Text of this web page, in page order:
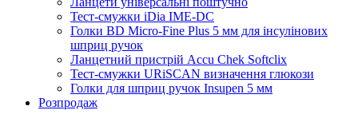
Тест-смужки iDia IME-DC
Голки BD Micro-Fine Plus 5 мм для інсулінових
шприц ручок
Ланцетний пристрій Accu Chek Softclix
Тест-смужки URiSCAN визначення глюкози
Голки для шприц ручок Insupen 5 мм
Розпродаж